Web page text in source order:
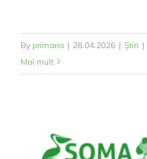
By primaria | 28.04.2026 | Știri |
Mai mult